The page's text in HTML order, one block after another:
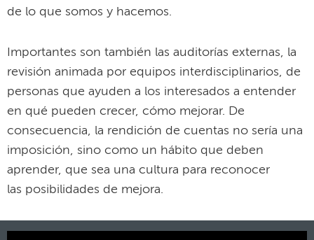
de lo que somos y hacemos.
Importantes son también las auditorías externas, la
revisión animada por equipos interdisciplinarios, de
personas que ayuden a los interesados a entender
en qué pueden crecer, cómo mejorar. De
consecuencia, la rendición de cuentas no sería una
imposición, sino como un hábito que deben
aprender, que sea una cultura para reconocer
las posibilidades de mejora.